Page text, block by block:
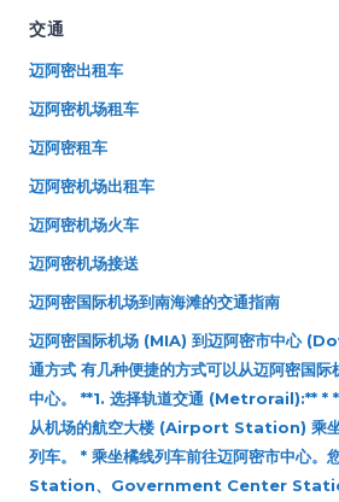
交通
迈阿密出租车
迈阿密机场租车
迈阿密租车
迈阿密机场出租车
迈阿密机场火车
迈阿密机场接送
迈阿密国际机场到南海滩的交通指南
迈阿密国际机场 (MIA) 到迈阿密市中心
通方式 有几种便捷的方式可以从迈阿密国
中心。 **1. 选择轨道交通 (Metrorail):** *
从机场的航空大楼 (Airport Station) 乘
列车。 * 乘坐橘线列车前往迈阿密市中心
Station、Government Center